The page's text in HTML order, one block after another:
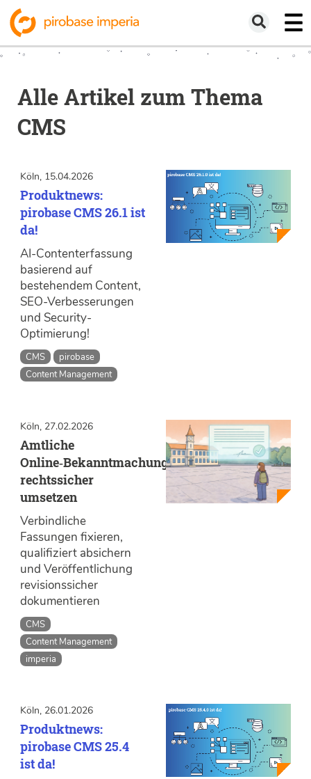
Alle Artikel zum Thema
CMS
Köln, 15.04.2026
Produktnews:
pirobase CMS 26.1 ist
da!
AI-Contenterfassung
basierend auf
bestehendem Content,
SEO-Verbesserungen
und Security-
Optimierung!
CMS
pirobase
Content Management
Köln, 27.02.2026
Amtliche
Online‑Bekanntmachungen
rechtssicher
umsetzen
Verbindliche
Fassungen fixieren,
qualifiziert absichern
und Veröffentlichung
revisionssicher
dokumentieren
CMS
Content Management
imperia
Köln, 26.01.2026
Produktnews:
pirobase CMS 25.4
ist da!